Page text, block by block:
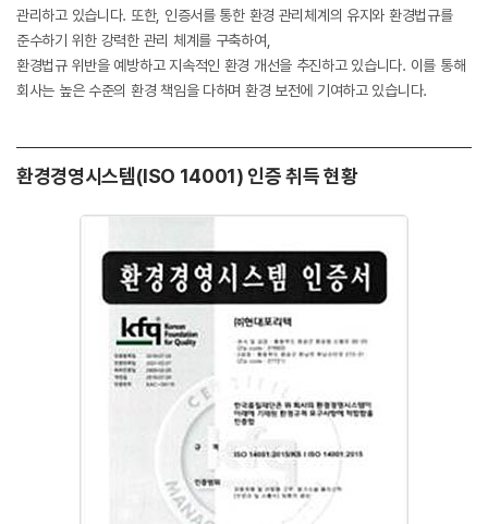
관리하고 있습니다. 또한, 인증서를 통한 환경 관리체계의 유지와 환경법규를
준수하기 위한 강력한 관리 체계를 구축하여,
환경법규 위반을 예방하고 지속적인 환경 개선을 추진하고 있습니다. 이를 통해
회사는 높은 수준의 환경 책임을 다하며 환경 보전에 기여하고 있습니다.
환경경영시스템(ISO 14001) 인증 취득 현황